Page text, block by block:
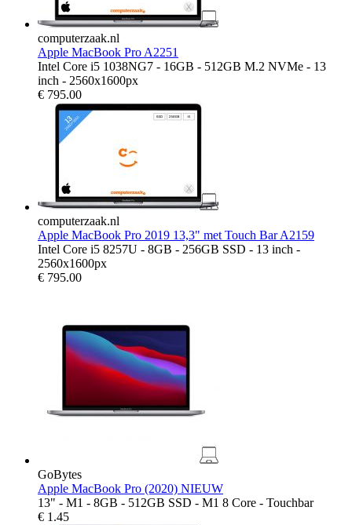
computerzaak.nl
Apple MacBook Pro A2251
Intel Core i5 1038NG7 - 16GB - 512GB M.2 NVMe - 13
inch - 2560x1600px
€ 795.00
computerzaak.nl
Apple MacBook Pro 2019 13,3" met Touch Bar A2159
Intel Core i5 8257U - 8GB - 256GB SSD - 13 inch -
2560x1600px
€ 795.00
GoBytes
Apple MacBook Pro (2020) NIEUW
13" - M1 - 8GB - 512GB SSD - M1 8 Core - Touchbar
€ 1.45